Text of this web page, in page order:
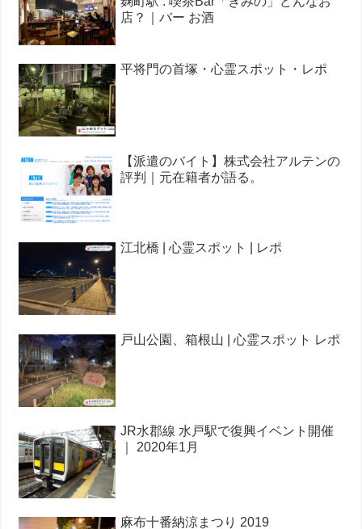
店？｜バー お酒
平将門の首塚・心霊スポット・レポ
【派遣のバイト】株式会社アルテンの
評判｜元在籍者が語る。
江北橋 | 心霊スポット | レポ
戸山公園、箱根山 | 心霊スポット レポ
JR水郡線 水戸駅で復興イベント開催
｜ 2020年1月
麻布十番納涼まつり 2019